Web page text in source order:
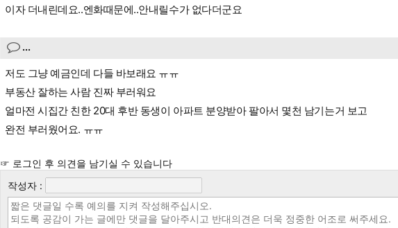
이자 더내린데요..엔화때문에..안내릴수가 없다더군요
...
저도 그냥 예금인데 다들 바보래요 ㅠㅠ
부동산 잘하는 사람 진짜 부러워요
얼마전 시집간 친한 20대 후반 동생이 아파트 분양받아 팔아서 몇천 남기는거 보고
완전 부러웠어요. ㅠㅠ
☞ 로그인 후 의견을 남기실 수 있습니다
작성자 :